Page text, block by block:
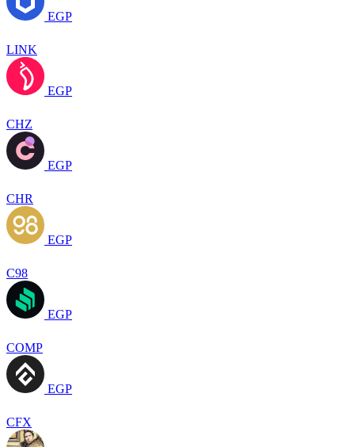
EGP
LINK
EGP
CHZ
EGP
CHR
EGP
C98
EGP
COMP
EGP
CFX